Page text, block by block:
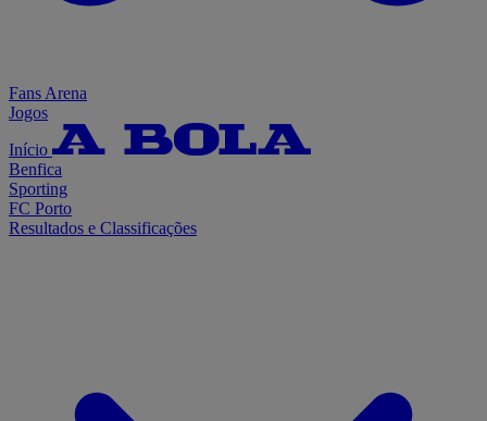
Fans Arena
Jogos
Início
Benfica
Sporting
FC Porto
Resultados e Classificações